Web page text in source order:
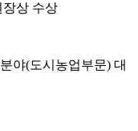
상 수상
야(도시농업부문) 대